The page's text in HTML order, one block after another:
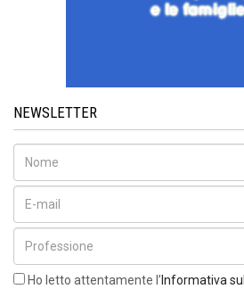
NEWSLETTER
Ho letto attentamente l’ Informativa